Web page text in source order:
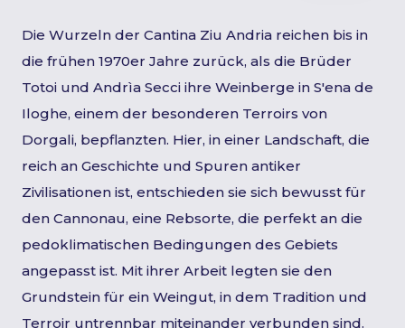
Die Wurzeln der Cantina Ziu Andria reichen bis in
die frühen 1970er Jahre zurück, als die Brüder
Totoi und Andrìa Secci ihre Weinberge in S'ena de
Iloghe, einem der besonderen Terroirs von
Dorgali, bepflanzten. Hier, in einer Landschaft, die
reich an Geschichte und Spuren antiker
Zivilisationen ist, entschieden sie sich bewusst für
den Cannonau, eine Rebsorte, die perfekt an die
pedoklimatischen Bedingungen des Gebiets
angepasst ist. Mit ihrer Arbeit legten sie den
Grundstein für ein Weingut, in dem Tradition und
Terroir untrennbar miteinander verbunden sind.